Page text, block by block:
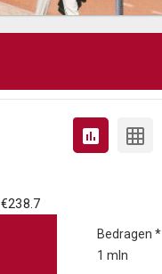
€238.7
Bedragen *
1 mln